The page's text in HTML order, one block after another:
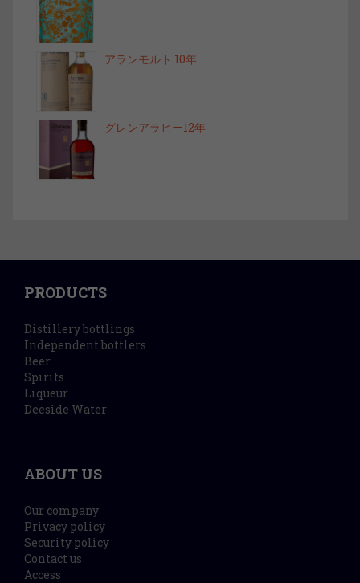
アランモルト 10年
グレンアラヒー12年
PRODUCTS
Distillery bottlings
Independent bottlers
Beer
Spirits
Liqueur
Deeside Water
ABOUT US
Our company
Privacy policy
Security policy
Contact us
Access